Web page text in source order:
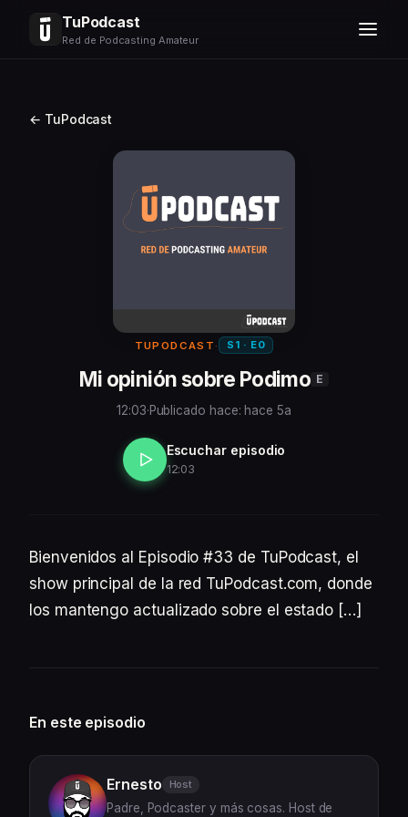
TuPodcast
Red de Podcasting Amateur
← TuPodcast
TUPODCAST · S1 · E0
Mi opinión sobre Podimo E
12:03·Publicado hace: hace 5a
Escuchar episodio
12:03
Bienvenidos al Episodio #33 de TuPodcast, el
show principal de la red TuPodcast.com, donde
los mantengo actualizado sobre el estado […]
En este episodio
Ernesto Host
Padre, Podcaster y más cosas. Host de